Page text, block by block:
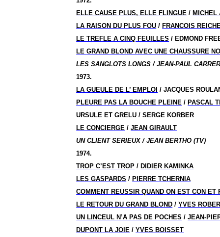
ELLE CAUSE PLUS, ELLE FLINGUE / MICHEL
LA RAISON DU PLUS FOU / FRANCOIS
LE TREFLE A CINQ FEUILLES / EDMOND
LE GRAND BLOND AVEC UNE CHAUSSURE
LES SANGLOTS LONGS / JEAN-PAUL
1973.
LA GUEULE DE L’ EMPLOI / JACQUES
PLEURE PAS LA BOUCHE PLEINE / PASCAL
URSULE ET GRELU /SERGE KORBER
LE CONCIERGE /JEAN GIRAULT
UN CLIENT SERIEUX / JEAN BERTHO (TV)
1974.
TROP C’EST TROP / DIDIER KAMINKA
LES GASPARDS / PIERRE TCHERNIA
COMMENT REUSSIR QUAND ON EST CON ET
LE RETOUR DU GRAND BLOND /YVES
UN LINCEUL N’A PAS DE POCHES /JEAN-
DUPONT LA JOIE /YVES BOISSET